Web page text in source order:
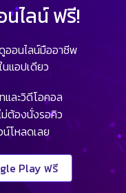
ไลน์ ฟรี!
ออนไลน์มืออาชีพ
แอปเดียว
ละวิดีโอคอล
ต้องนั่งรอคิว
โหลดเลย
Play ฟรี